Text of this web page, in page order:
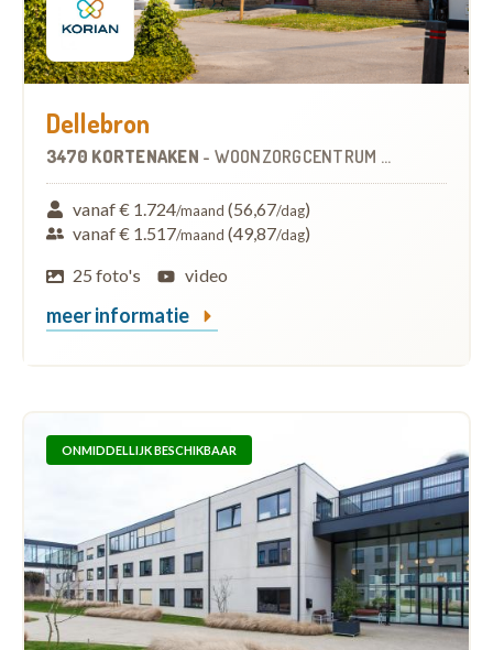
Dellebron
3470 KORTENAKEN - WOONZORGCENTRUM (WZC)
vanaf € 1.724/maand (56,67/dag)
vanaf € 1.517/maand (49,87/dag)
25 foto's
video
meer informatie
ONMIDDELLIJK BESCHIKBAAR